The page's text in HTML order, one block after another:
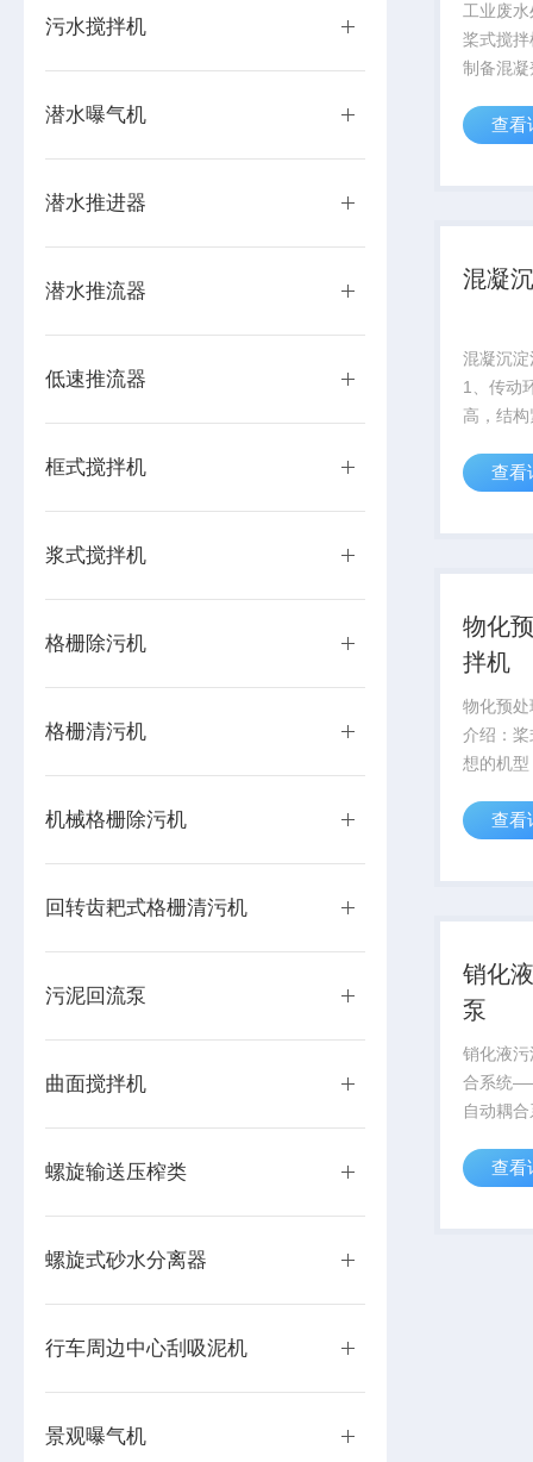
污水搅拌机
潜水曝气机
潜水推进器
潜水推流器
低速推流器
框式搅拌机
浆式搅拌机
格栅除污机
格栅清污机
机械格栅除污机
回转齿耙式格栅清污机
污泥回流泵
曲面搅拌机
螺旋输送压榨类
螺旋式砂水分离器
行车周边中心刮吸泥机
景观曝气机
工业废
桨式搅
制备混
查看
混凝
混凝沉
1、传动
高，结
能耗低
合时间
查看
物化
拌机
物化预
介绍：
想的机
耗低、
命长，
查看
销化
泵
销化液
合系统
自动耦
有*的水
查看